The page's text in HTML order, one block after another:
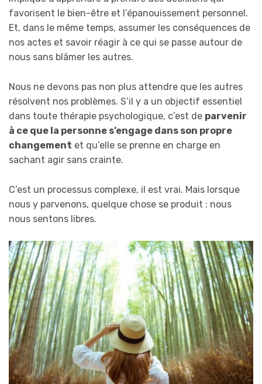
favorisent le bien-être et l’épanouissement personnel.
Et, dans le même temps, assumer les conséquences de
nos actes et savoir réagir à ce qui se passe autour de
nous sans blâmer les autres.
Nous ne devons pas non plus attendre que les autres
résolvent nos problèmes. S’il y a un objectif essentiel
dans toute thérapie psychologique, c’est de parvenir
à ce que la personne s’engage dans son propre
changement et qu’elle se prenne en charge en
sachant agir sans crainte.
C’est un processus complexe, il est vrai. Mais lorsque
nous y parvenons, quelque chose se produit : nous
nous sentons libres.